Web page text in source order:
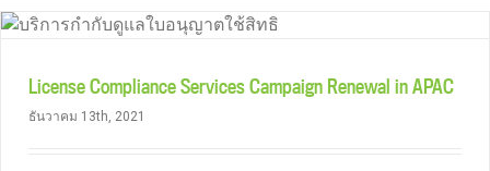
License Compliance Services Campaign Renewal in APAC
ธันวาคม 13th, 2021